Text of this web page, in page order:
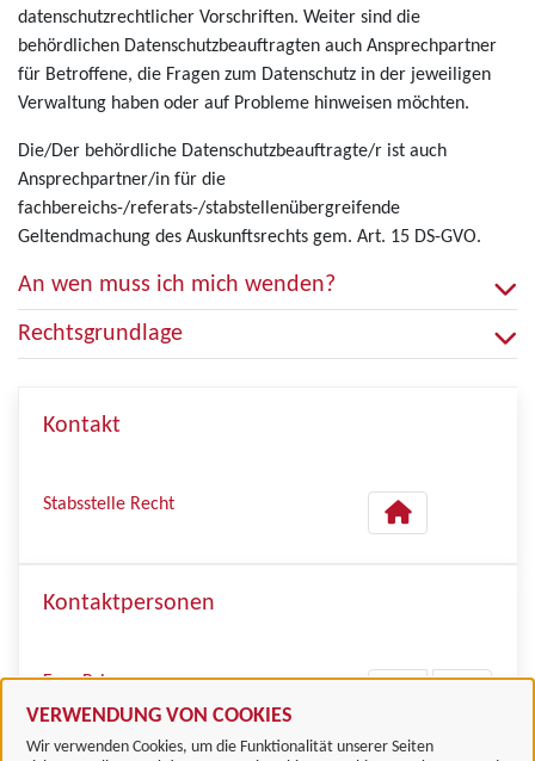
VERWENDUNG VON COOKIES
Wir verwenden Cookies, um die Funktionalität unserer Seiten
datenschutzrechtlicher Vorschriften. Weiter sind die
behördlichen Datenschutzbeauftragten auch Ansprechpartner
für Betroffene, die Fragen zum Datenschutz in der jeweiligen
Verwaltung haben oder auf Probleme hinweisen möchten.
Die/Der behördliche Datenschutzbeauftragte/r ist auch
Ansprechpartner/in für die
fachbereichs-/referats-/stabstellenübergreifende
Geltendmachung des Auskunftsrechts gem. Art. 15 DS-GVO.
An wen muss ich mich wenden?
Rechtsgrundlage
Kontakt
Stabsstelle Recht
Kontaktpersonen
Frau Bringmann